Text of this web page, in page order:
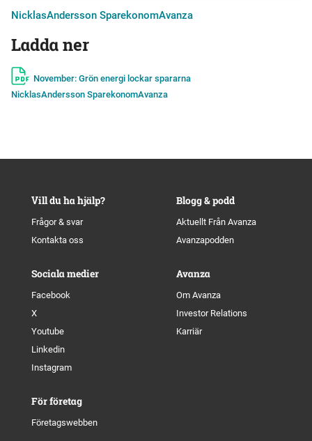
NicklasAndersson SparekonomAvanza
Ladda ner
November: Grön energi lockar spararna
NicklasAndersson SparekonomAvanza
Vill du ha hjälp?
Frågor & svar
Kontakta oss
Blogg & podd
Aktuellt Från Avanza
Avanzapodden
Sociala medier
Facebook
X
Youtube
Linkedin
Instagram
Avanza
Om Avanza
Investor Relations
Karriär
För företag
Företagswebben